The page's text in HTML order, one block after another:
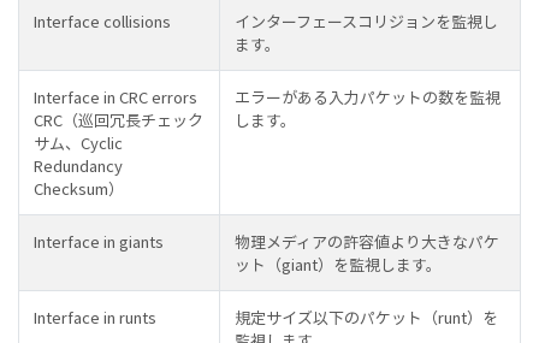
Interface collisions
インターフェースコリジョンを監視し
ます。
Interface in CRC errors
CRC（巡回冗長チェック
サム、Cyclic
Redundancy
Checksum）
エラーがある入力パケットの数を監視
します。
Interface in giants
物理メディアの許容値より大きなパケ
ット（giant）を監視します。
Interface in runts
規定サイズ以下のパケット（runt）を